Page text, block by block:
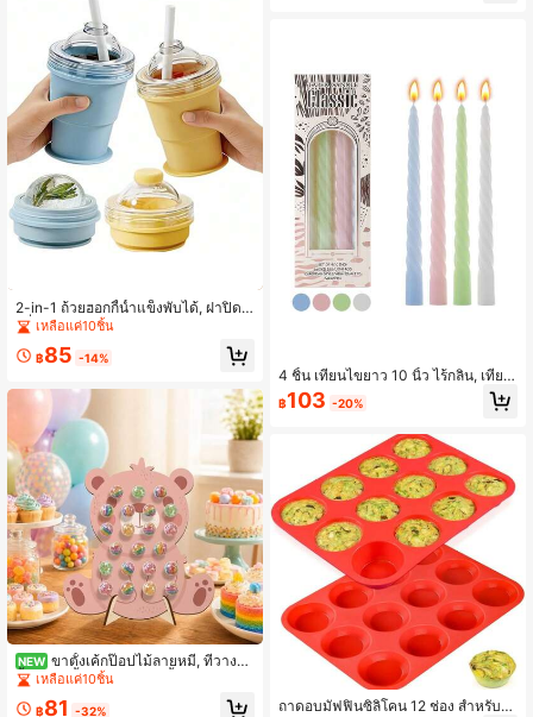
2-in-1 ถ้วยฮอกกี้น้ำแข็งพับได้, ฝาปิดกั
นรั่วพร้อมหลอด, พกพาได้สำหรับกาแฟ,
น้ำผลไม้, แคมป์ปิ้ง/เดินป่า
เหลือแค่10ชิ้น
฿85 -14%
NEW ขาตั้งเค้กป๊อปไม้ลายหมี, ที่วางอม
ยิ้มลายผีเสื้อ, แท่นวางอมยิ้มสำหรับโต๊ะ
ขนมหวานของงานแต่งงาน งานวันเกิด
งานปาร์ตี้
เหลือแค่10ชิ้น
฿81 -32%
4 ชิ้น เทียนไขยาว 10 นิ้ว ไร้กลิ่น, เทียน
ก้านยาวไล่ระดับสี Morandi สำหรับตก
แต่งบ้าน, งานแต่งงานสุดโรแมนติก, อ
มาะสำหรับวันหยุด, งานแต่งงาน และร้
฿103 -20%
ถาดอบมัฟฟินซิลิโคน 12 ช่อง สำหรับอ